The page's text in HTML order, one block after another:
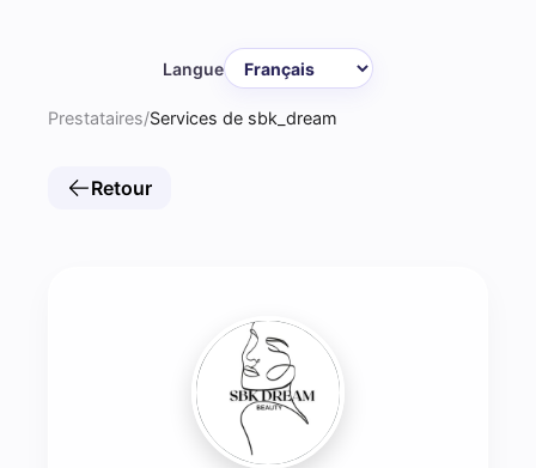
Langue
Prestataires/Services de sbk_dream
Retour